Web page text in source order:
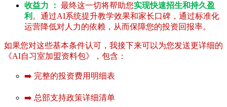
收益力 ： 最终这一切将帮助您实现快速招生和持久盈
利 。通过AI系统提升教学效果和家长口碑，通过标准化
运营降低对人力的依赖，从而保障您的投资回报率。
如果您对这些基本条件认可，我接下来可以为您发送更详细的
《AI自习室加盟资料包》，包含：
➡️ 完整的投资费用明细表
➡️ 总部支持政策详细清单